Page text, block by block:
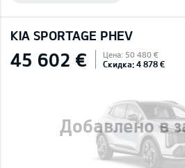
KIA SPORTAGE PHEV
Добавлено в
45 602 € Цена: 50 480 €
Скидка: 4 878 €